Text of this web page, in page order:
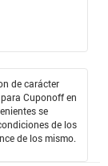
de carácter
Cuponoff en
se
de los
de los mismo.